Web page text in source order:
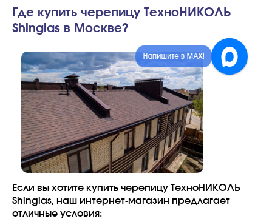
Где купить черепицу ТехноНИКОЛЬ
Shinglas в Москве?
Если вы хотите купить черепицу ТехноНИКОЛЬ
Shinglas, наш интернет-магазин предлагает
отличные условия:
Напишите в MAX!